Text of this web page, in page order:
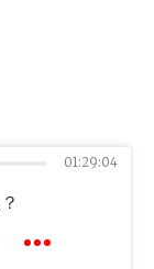
01:29:04